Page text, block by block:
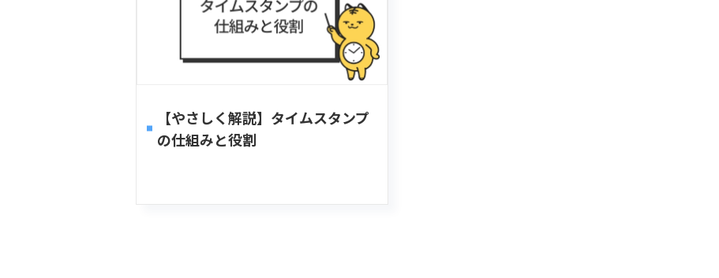
【やさしく解説】タイムスタンプ
の仕組みと役割